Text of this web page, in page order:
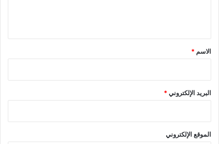
*
الاسم *
البريد الإلكتروني*
الموقع الإلكتروني